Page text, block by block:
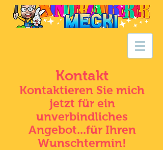
Kontakt
Kontaktieren Sie mich
jetzt für ein
unverbindliches
Angebot...für Ihren
Wunschtermin!